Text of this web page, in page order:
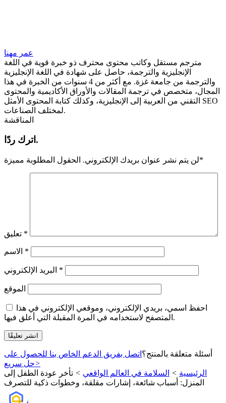
عمر مهنا
مترجم مستقل وكاتب محتوى محترف ذو خبرة قوية في اللغة
الإنجليزية والترجمة، حاصل على شهادة في اللغة الإنجليزية
والترجمة من جامعة غزة. مع أكثر من 4 سنوات من الخبرة في هذا
المجال، متخصص في ترجمة المقالات والأوراق الأكاديمية والمحتوى
التقني من العربية إلى الإنجليزية، وكذلك كتابة المحتوى الأمثل SEO
لمختلف الصناعات.
المناقشة
اترك ردًا.
لن يتم نشر عنوان بريدك الإلكتروني. الحقول المطلوبة مميزة *
*
*
*
الموقع
احفظ اسمي، بريدي الإلكتروني، وموقعي الإلكتروني في هذا
المتصفح لاستخدامه في المرة المقبلة التي أعلق فيها.
أسئلة متعلقة بالمنتج؟ اتصل بفريق الدعم الخاص بنا للحصول على
حل سريع>
الرئيسية > السلامة في العالم الواقعي > تأخر عودة الطفل إلى
المنزل: أسباب شائعة، إشارات مقلقة، وخطوات ذكية للتصرف